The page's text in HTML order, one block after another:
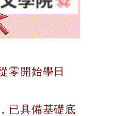
零開始學日
已具備基礎底